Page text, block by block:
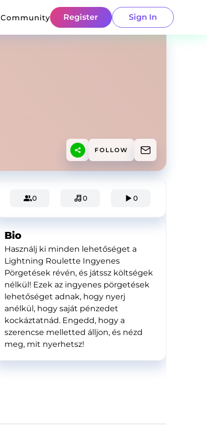
Community Register Sign In
FOLLOW
0 0 0
Bio
Használj ki minden lehetőséget a
Lightning Roulette Ingyenes
Pörgetések révén, és játssz költségek
nélkül! Ezek az ingyenes pörgetések
lehetőséget adnak, hogy nyerj
anélkül, hogy saját pénzedet
kockáztatnád. Engedd, hogy a
szerencse melletted álljon, és nézd
meg, mit nyerhetsz!